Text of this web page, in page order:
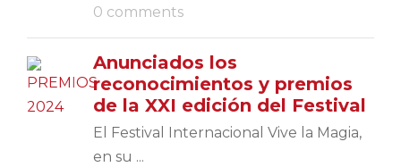
0 comments
Anunciados los
reconocimientos y premios
de la XXI edición del Festival
El Festival Internacional Vive la Magia,
en su ...